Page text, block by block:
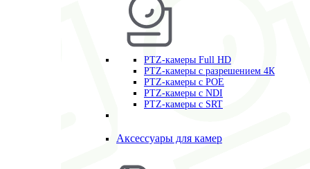
PTZ-камеры Full HD
PTZ-камеры с разрешением 4К
PTZ-камеры с POE
PTZ-камеры c NDI
PTZ-камеры с SRT
Аксессуары для камер